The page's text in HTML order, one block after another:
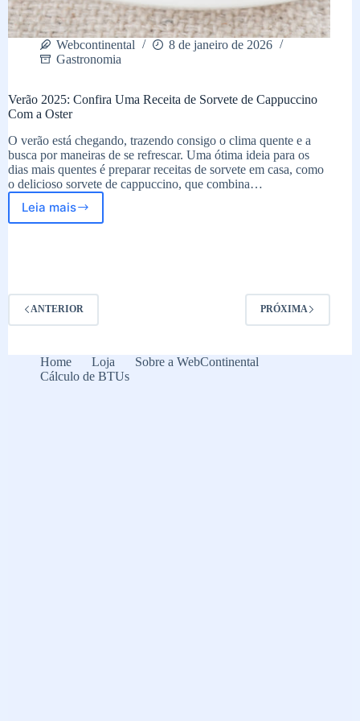
Webcontinental
8 de janeiro de 2026
Gastronomia
Verão 2025: Confira Uma Receita de Sorvete de Cappuccino
Com a Oster
O verão está chegando, trazendo consigo o clima quente e a
busca por maneiras de se refrescar. Uma ótima ideia para os
dias mais quentes é preparar receitas de sorvete em casa, como
o delicioso sorvete de cappuccino, que combina…
Leia mais
Verão
de
Sorvete
de
a
Oster
ANTERIOR PRÓXIMA
Home Loja
Sobre a WebContinental
Cálculo de BTUs